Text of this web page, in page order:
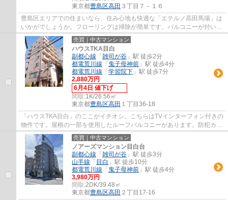
東京都豊島区高田 ３丁目７－１６
豊島区エリアでの住まいなら、住み心地も快適な「エテルノ高田馬場」は
いかがでしょうか。フローリングは掃除が簡単です。バルコニーが付いて
います。防犯カメラを設置しており、万が...
売買｜中古マンション
ハウスTKA目白
副都心線 「 雑司が谷 」駅 徒歩2分
都電荒川線 「 鬼子母神前 」駅 徒歩4分
都電荒川線 「 学習院下 」駅 徒歩7分
2,880万円
6月4日 値下げ
間取:1K/26.56㎡
東京都豊島区高田 １丁目36-18
「ハウスTKA目白」のここがイチオシ。こちらはTVインターフォン付きの
物件です。屋根の一部を使用したルーフバルコニーがあります。防犯カメ
ラが付いていますので、防犯対策を気にされ...
売買｜中古マンション
ノアーズマンション目白台
副都心線 「 雑司が谷 」駅 徒歩3分
山手線 「 目白 」駅 徒歩10分
都電荒川線 「 鬼子母神前 」駅 徒歩4分
3,980万円
間取:2DK/39.48㎡
東京都豊島区高田 ２丁目17-16